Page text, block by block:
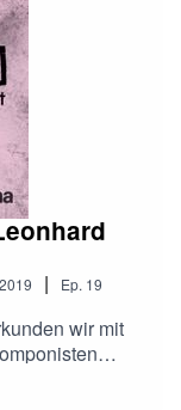
| Ep. 19
wir mit
Von John
alle